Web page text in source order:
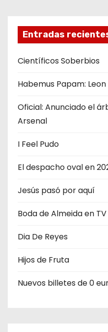
e
i
ó
e
e
n
t
r
Entradas
Científicos Soberbios
Habemus Papam: Leon
Oficial: Anunciado el
Arsenal
I Feel Pudo
El despacho oval en
Jesús pasó por aquí
Boda de Almeida en
Dia De Reyes
Hijos de Fruta
Nuevos billetes de 0